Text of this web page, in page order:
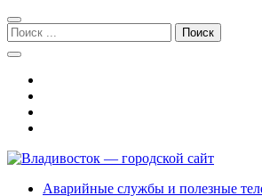
Перейти
к
навигации
Перейти
к
содержимому
Поиск:
Владивосток — городской сайт
Аварийные службы и полезные